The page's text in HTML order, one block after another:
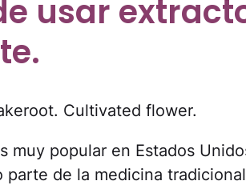
usar
muy popular en Estados
parte de la medicina